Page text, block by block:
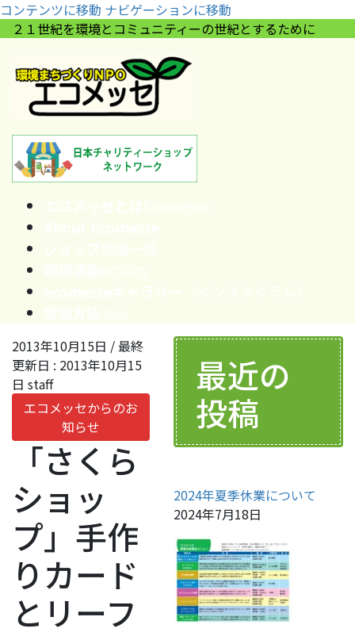
コンテンツに移動 ナビゲーションに移動
２１世紀を環境とコミュニティーの世紀とするために
2013年10月15日 / 最終
更新日 : 2013年10月15
日 staff
エコメッセからのお
知らせ
「さくら
ショッ
プ」手作
りカード
とリーフ
最近の
投稿
2024年夏季休業について
2024年7月18日